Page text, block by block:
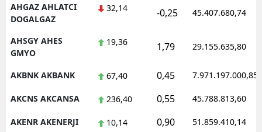
AHGAZ AHLATCI
DOGALGAZ
32,14 -0,25 45.407.680,74
AHSGY AHES
GMYO
19,36 1,79 29.155.635,80
AKBNK AKBANK 67,40 0,45 7.971.197.000,85
AKCNS AKCANSA 236,40 0,55 45.788.813,60
AKENR AKENERJI 10,14 0,90 51.859.410,14